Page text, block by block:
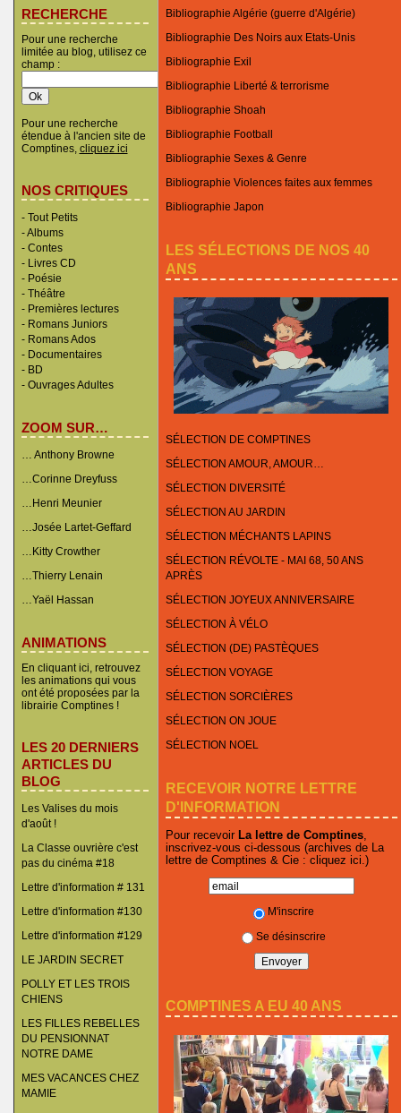
RECHERCHE
Pour une recherche
limitée au blog, utilisez ce
champ :
Pour une recherche
étendue à l'ancien site de
Comptines, cliquez ici
NOS CRITIQUES
- Tout Petits
-Albums
- Contes
- Livres CD
- Poésie
- Théâtre
- Premières lectures
- Romans Juniors
- Romans Ados
- Documentaires
- BD
- Ouvrages Adultes
ZOOM SUR…
… Anthony Browne
…Corinne Dreyfuss
…Henri Meunier
…Josée Lartet-Geffard
…Kitty Crowther
…Thierry Lenain
…Yaël Hassan
ANIMATIONS
En cliquant ici, retrouvez
les animations qui vous
ont été proposées par la
librairie Comptines !
LES 20 DERNIERS
ARTICLES DU
BLOG
Les Valises du mois
d'août !
La Classe ouvrière c'est
pas du cinéma #18
Lettre d'information # 131
Lettre d'information #130
Lettre d'information #129
LE JARDIN SECRET
POLLY ET LES TROIS
CHIENS
LES FILLES REBELLES
DU PENSIONNAT
NOTRE DAME
MES VACANCES CHEZ
MAMIE
Bibliographie Algérie (guerre d'Algérie)
Bibliographie Des Noirs aux Etats-Unis
Bibliographie Exil
Bibliographie Liberté & terrorisme
Bibliographie Shoah
Bibliographie Football
Bibliographie Sexes & Genre
Bibliographie Violences faites aux femmes
Bibliographie Japon
LES SÉLECTIONS DE NOS 40
ANS
SÉLECTION DE COMPTINES
SÉLECTION AMOUR, AMOUR…
SÉLECTION DIVERSITÉ
SÉLECTION AU JARDIN
SÉLECTION MÉCHANTS LAPINS
SÉLECTION RÉVOLTE - MAI 68, 50 ANS
APRÈS
SÉLECTION JOYEUX ANNIVERSAIRE
SÉLECTION À VÉLO
SÉLECTION (DE) PASTÈQUES
SÉLECTION VOYAGE
SÉLECTION SORCIÈRES
SÉLECTION ON JOUE
SÉLECTION NOEL
RECEVOIR NOTRE LETTRE
D'INFORMATION
Pour recevoir La lettre de Comptines,
inscrivez-vous ci-dessous (archives de La
lettre de Comptines & Cie : cliquez ici .)
M'inscrire
Se désinscrire
COMPTINES A EU 40 ANS